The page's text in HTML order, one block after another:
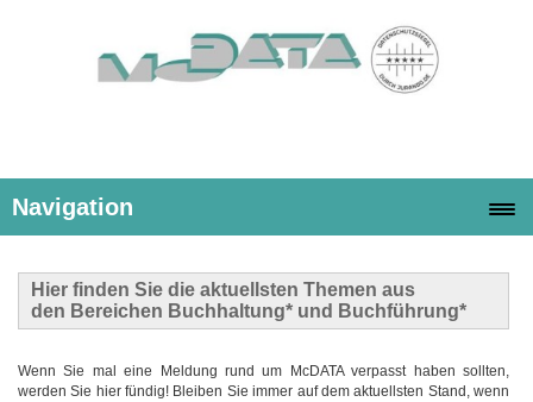
Navigation
Hier finden Sie die aktuellsten Themen aus
den Bereichen Buchhaltung* und Buchführung*
Wenn Sie mal eine Meldung rund um McDATA verpasst haben sollten,
werden Sie hier fündig! Bleiben Sie immer auf dem aktuellsten Stand, wenn